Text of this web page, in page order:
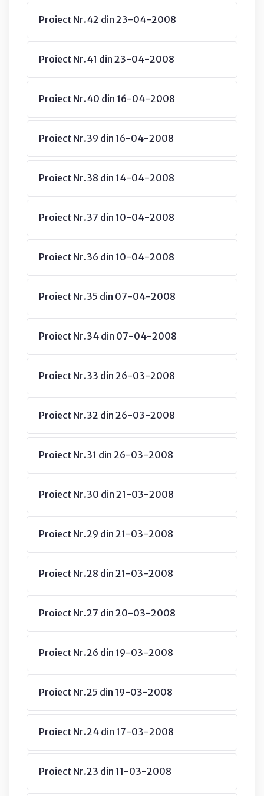
Proiect Nr.42 din 23-04-2008
Proiect Nr.41 din 23-04-2008
Proiect Nr.40 din 16-04-2008
Proiect Nr.39 din 16-04-2008
Proiect Nr.38 din 14-04-2008
Proiect Nr.37 din 10-04-2008
Proiect Nr.36 din 10-04-2008
Proiect Nr.35 din 07-04-2008
Proiect Nr.34 din 07-04-2008
Proiect Nr.33 din 26-03-2008
Proiect Nr.32 din 26-03-2008
Proiect Nr.31 din 26-03-2008
Proiect Nr.30 din 21-03-2008
Proiect Nr.29 din 21-03-2008
Proiect Nr.28 din 21-03-2008
Proiect Nr.27 din 20-03-2008
Proiect Nr.26 din 19-03-2008
Proiect Nr.25 din 19-03-2008
Proiect Nr.24 din 17-03-2008
Proiect Nr.23 din 11-03-2008